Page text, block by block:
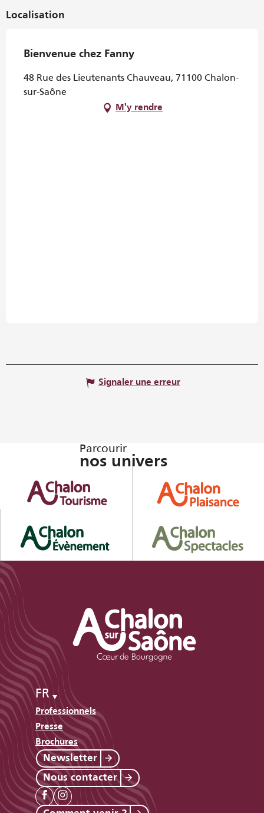
Localisation
Bienvenue chez Fanny
48 Rue des Lieutenants Chauveau, 71100 Chalon-
sur-Saône
M'y rendre
Signaler une erreur
Parcourir
nos univers
FR
Professionnels
Presse
Brochures
Newsletter
Nous contacter